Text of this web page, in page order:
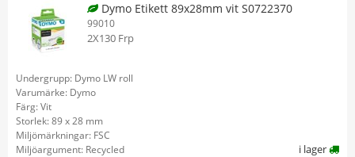
Dymo Etikett 89x28mm vit S0722370
99010
2X130 Frp
Undergrupp: Dymo LW roll
Varumärke: Dymo
Färg: Vit
Storlek: 89 x 28 mm
Miljömärkningar: FSC
Miljöargument: Recycled
i lager